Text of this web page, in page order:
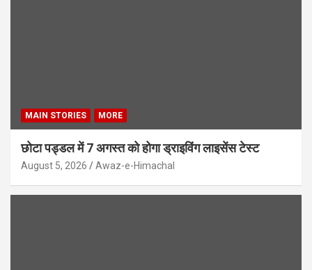
MAIN STORIES MORE
छोटा पड्डल में 7 अगस्त को होगा ड्राइविंग लाइसेंस टेस्ट
August 5, 2026 Awaz-e-Himachal